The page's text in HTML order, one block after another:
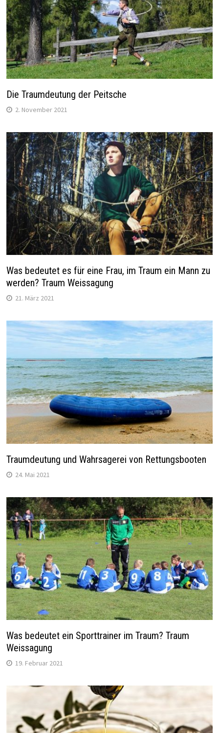
Die Traumdeutung der Peitsche
2. November 2021
Was bedeutet es für eine Frau, im Traum ein Mann zu
werden? Traum Weissagung
21. März 2021
Traumdeutung und Wahrsagerei von Rettungsbooten
24. Mai 2021
Was bedeutet ein Sporttrainer im Traum? Traum
Weissagung
19. Februar 2021